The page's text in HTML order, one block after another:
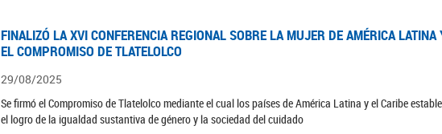
FINALIZÓ LA XVI CONFERENCIA REGIONAL SOBRE LA MUJER DE AMÉRICA
EL COMPROMISO DE TLATELOLCO
29/08/2025
Se firmó el Compromiso de Tlatelolco mediante el cual los países de América Latina y el Caribe
el logro de la igualdad sustantiva de género y la sociedad del cuidado